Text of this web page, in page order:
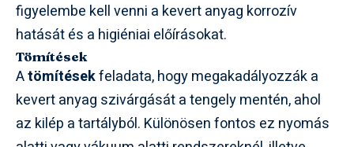
figyelembe kell venni a kevert anyag korrozív
hatását és a higiéniai előírásokat.
Tömítések
Atömítésekfeladata, hogy megakadályozzák a
kevert anyag szivárgását a tengely mentén, ahol
az kilép a tartályból. Különösen fontos ez nyomás